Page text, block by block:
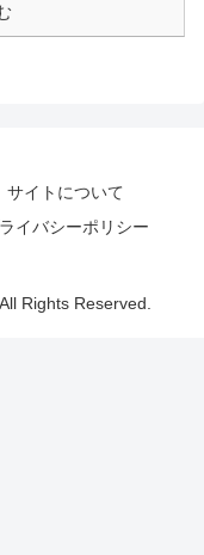
サイトについて
イバシーポリシー
Rights Reserved.